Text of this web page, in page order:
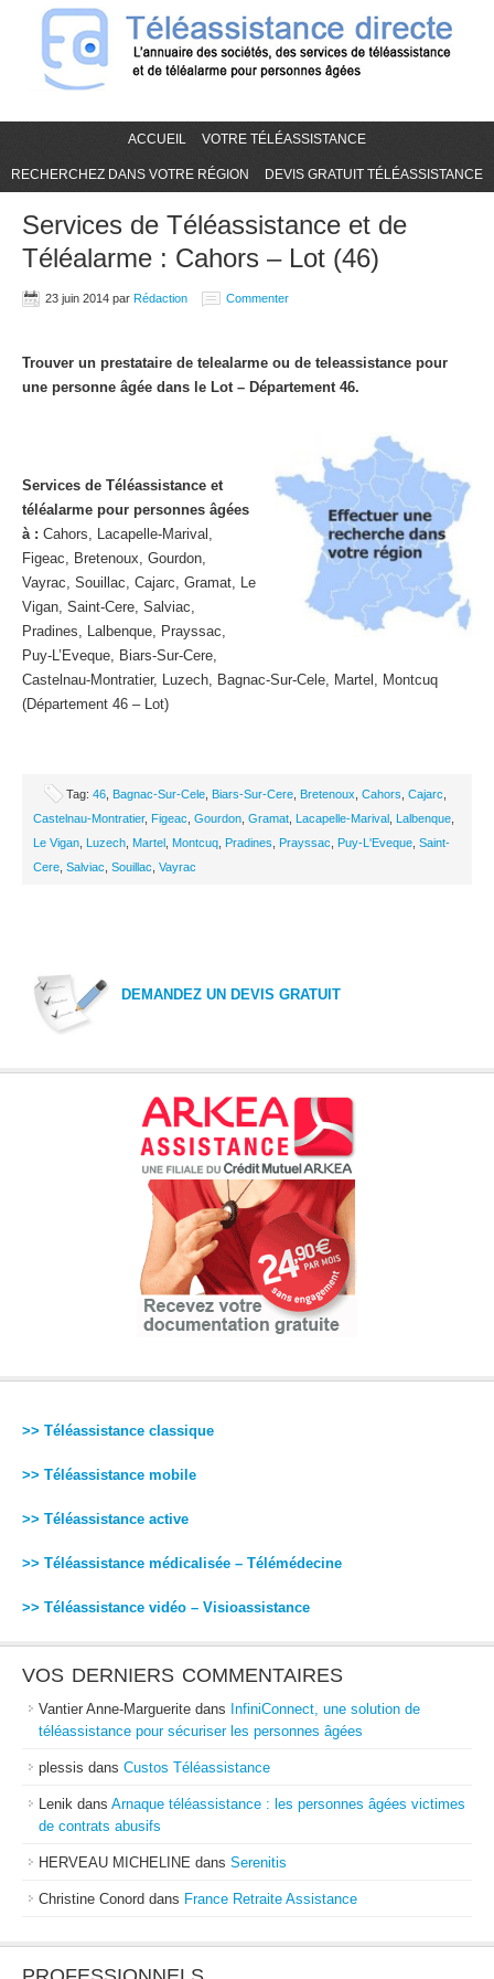
ACCUEIL VOTRE TÉLÉASSISTANCE
RECHERCHEZ DANS VOTRE RÉGION DEVIS GRATUIT TÉLÉASSISTANCE
Services de Téléassistance et de
Téléalarme : Cahors – Lot (46)
23 juin 2014 par Rédaction Commenter
Trouver un prestataire de telealarme ou de teleassistance pour
une personne âgée dans le Lot – Département 46.
Services de Téléassistance et
téléalarme pour personnes âgées
à : Cahors, Lacapelle-Marival,
Figeac, Bretenoux, Gourdon,
Vayrac, Souillac, Cajarc, Gramat, Le
Vigan, Saint-Cere, Salviac,
Pradines, Lalbenque, Prayssac,
Puy-L’Eveque, Biars-Sur-Cere,
Castelnau-Montratier, Luzech, Bagnac-Sur-Cele, Martel, Montcuq
(Département 46 – Lot)
Tag: 46 Bagnac-Sur-Cele Biars-Sur-Cere Bretenoux Cahors Cajarc
Castelnau-Montratier, Figeac Gourdon Gramat Lacapelle-Marival Lalbenque
Le Vigan Luzech Martel Montcuq Pradines Prayssac Puy-L'Eveque Saint-
Cere Salviac Souillac Vayrac
DEMANDEZ UN DEVIS GRATUIT
>> Téléassistance classique
>> Téléassistance mobile
>> Téléassistance active
>> Téléassistance médicalisée – Télémédecine
>> Téléassistance vidéo – Visioassistance
VOS DERNIERS COMMENTAIRES
Vantier Anne-Marguerite dans InfiniConnect, une solution de
téléassistance pour sécuriser les personnes âgées
plessis dans Custos Téléassistance
Lenik dans Arnaque téléassistance : les personnes âgées victimes
de contrats abusifs
HERVEAU MICHELINE dans Serenitis
Christine Conord dans France Retraite Assistance